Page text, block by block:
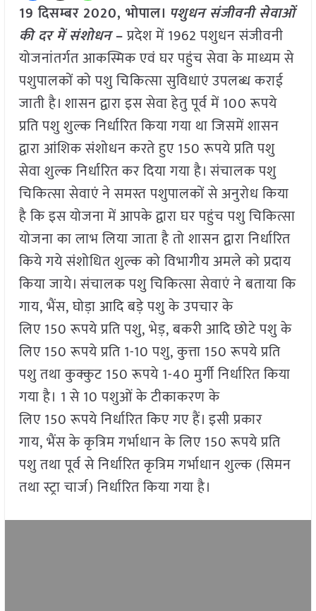
19 दिसम्बर 2020, भोपाल। पशुधन संजीवनी सेवाओं
की दर में संशोधन–प्रदेश में 1962 पशुधन संजीवनी
योजनांतर्गत आकस्मिक एवं घर पहुंच सेवा के माध्यम से
पशुपालकों को पशु चिकित्सा सुविधाएं उपलब्ध कराई
जाती है। शासन द्वारा इस सेवा हेतु पूर्व में 100 रूपये
प्रति पशु शुल्क निर्धारित किया गया था जिसमें शासन
द्वारा आंशिक संशोधन करते हुए 150 रूपये प्रति पशु
सेवा शुल्क निर्धारित कर दिया गया है। संचालक पशु
चिकित्सा सेवाएं ने समस्त पशुपालकों से अनुरोध किया
है कि इस योजना में आपके द्वारा घर पहुंच पशु चिकित्सा
योजना का लाभ लिया जाता है तो शासन द्वारा निर्धारित
किये गये संशोधित शुल्क को विभागीय अमले को प्रदाय
किया जाये। संचालक पशु चिकित्सा सेवाएं ने बताया कि
गाय, भैंस, घोड़ा आदि बड़े पशु के उपचार के
लिए 150 रूपये प्रति पशु, भेड़, बकरी आदि छोटे पशु के
लिए 150 रूपये प्रति 1-10 पशु, कुत्ता 150 रूपये प्रति
पशु तथा कुक्कुट 150 रूपये 1-40 मुर्गी निर्धारित किया
गया है। 1 से 10 पशुओं के टीकाकरण के
लिए 150 रूपये निर्धारित किए गए हैं। इसी प्रकार
गाय, भैंस के कृत्रिम गर्भाधान के लिए 150 रूपये प्रति
पशु तथा पूर्व से निर्धारित कृत्रिम गर्भाधान शुल्क (सिमन
तथा स्ट्रा चार्ज) निर्धारित किया गया है।